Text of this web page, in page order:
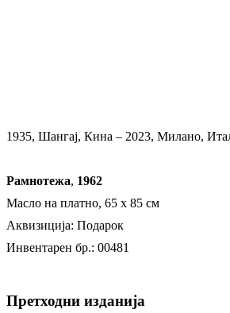
1935, Шангај, Кина – 2023, Милано,
Рамнотежа, 1962
Масло на платно, 65 x 85 см
Аквизиција: Подарок
Инвентарен бр.: 00481
Претходни изданија